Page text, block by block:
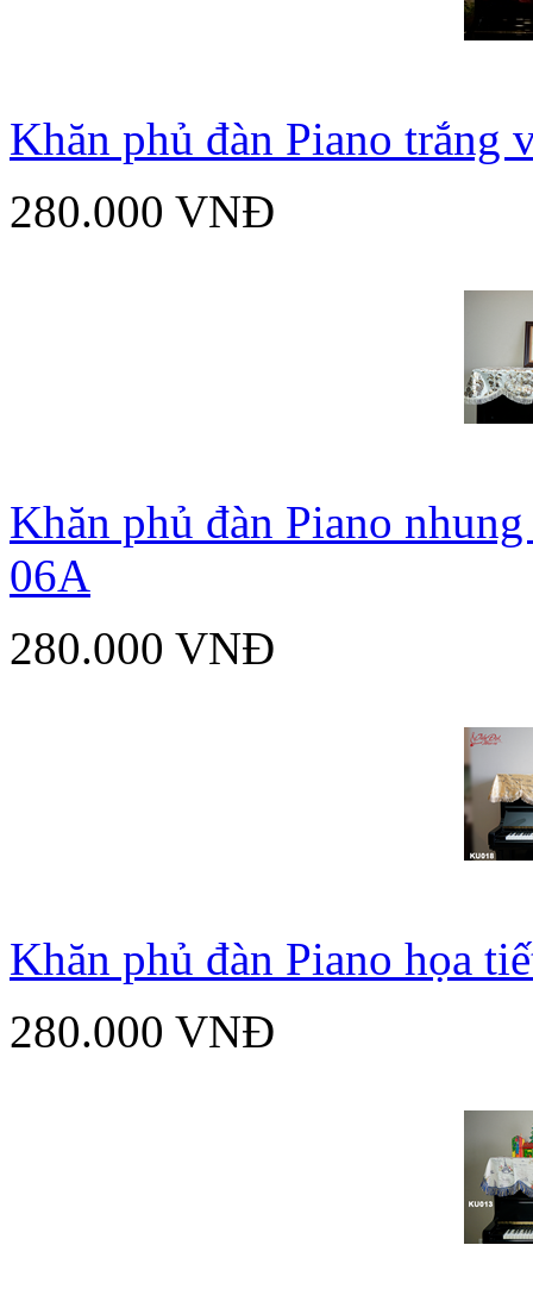
Khăn phủ đàn Piano trắng
280.000 VNĐ
Khăn phủ đàn Piano
06A
280.000 VNĐ
Khăn phủ đàn Piano họa
280.000 VNĐ